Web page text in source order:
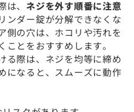
、 ネジを外す順番に注意
ンダー錠が分解できなくな
側の穴は、ホコリや汚れを
とをおすすめします。
る際は、ネジを均等に締め
になると、スムーズに動作